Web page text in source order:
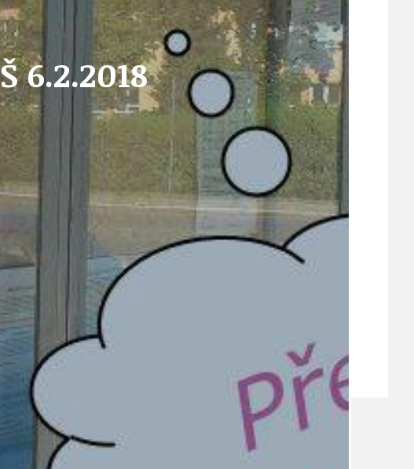
MČ PRAHA 21 ÚZEMNÍ A STRATEGICKÝ PLÁN
VEŘEJNÉ ZAKÁZKY, VOLNÁ PRACOVNÍ MÍSTA
ZDRAVOTNÍ STŘEDISKO ÚJEZD NAD LESY
ŽIVOT KOLEM NÁS
6.2.2018